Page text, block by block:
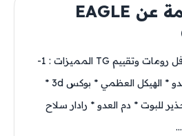
معلومات مهمة عن EAGLE
هاك ايجل شيتو الجديد فل رومات وتقييم TG المميزات : 1-
اعدادات الرادار * اسم العدو * الهيكل العظمي * بوكس 3d *
للبوت * دم العدو * رادار سلاح